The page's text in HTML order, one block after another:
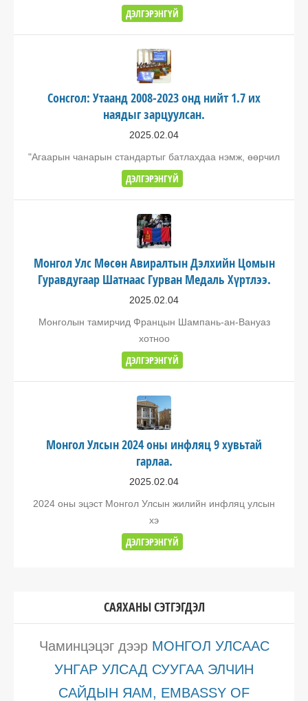
ДЭЛГЭРЭНГҮЙ
Сонсгол: Утаанд 2008-2023 онд нийт 1.7 их
наядыг зарцуулсан.
2025.02.04
"Агаарын чанарын стандартыг батлахдаа нэмж, өөрчил
ДЭЛГЭРЭНГҮЙ
Монгол Улс Мөсөн Авиралтын Дэлхийн Цомын
Гуравдугаар Шатнаас Гурван Медаль Хүртлээ.
2025.02.04
Монголын тамирчид Францын Шампань-ан-Вануаз
хотноо
ДЭЛГЭРЭНГҮЙ
Монгол Улсын 2024 оны инфляц 9 хувьтай
гарлаа.
2025.02.04
2024 оны эцэст Монгол Улсын жилийн инфляц улсын
хэ
ДЭЛГЭРЭНГҮЙ
САЯХАНЫ СЭТГЭГДЭЛ
Чаминцэцэгдээр МОНГОЛ УЛСААС
УНГАР УЛСАД СУУГАА ЭЛЧИН
САЙДЫН ЯАМ, EMBASSY OF